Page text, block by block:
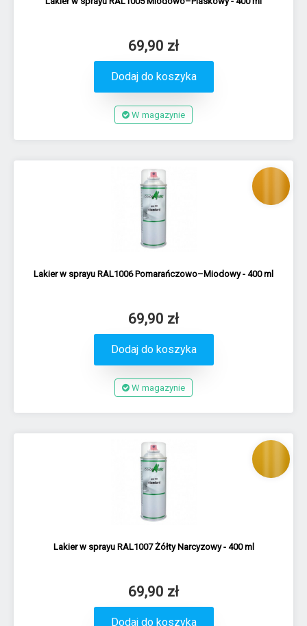
69,90 zł
Dodaj do koszyka
W magazynie
Lakier w sprayu RAL1006 Pomarańczowo–Miodowy - 400 ml
69,90 zł
Dodaj do koszyka
W magazynie
Lakier w sprayu RAL1007 Żółty Narcyzowy - 400 ml
69,90 zł
Dodaj do koszyka